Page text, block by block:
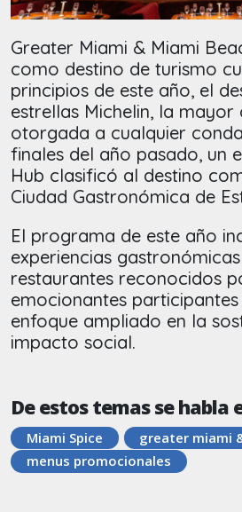
Greater Miami & Miami
como destino de turismo
principios de este año, el
estrellas Michelin, la mayor
otorgada a cualquier
finales del año pasado, un
Hub clasificó al destino
Ciudad Gastronómica de
El programa de este año
experiencias
restaurantes reconocidos
emocionantes
enfoque ampliado en la
impacto social.
De estos temas se habla
Miami Spice
greater miami
menus promocionales